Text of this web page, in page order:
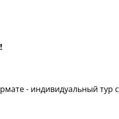
- индивидуальный тур с